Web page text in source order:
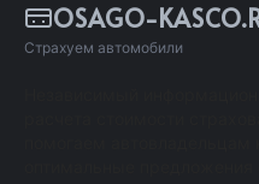
OSAGO-
Страхуем автомобили